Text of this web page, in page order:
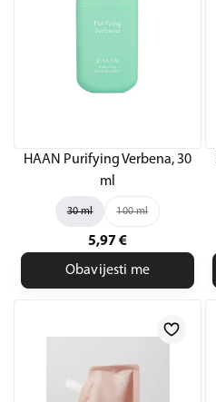
HAAN Purifying Verbena, 30
ml
30 ml 100 ml
5,97 €
Obavijesti me